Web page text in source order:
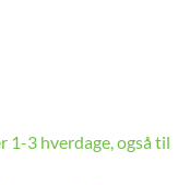
1-3 hverdage, også til